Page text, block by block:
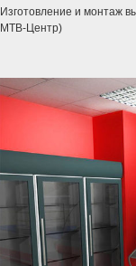
Изготовление и монтаж
МТВ-Центр)